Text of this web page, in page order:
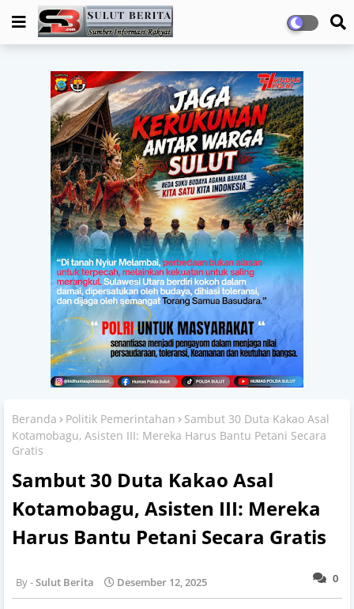
Beranda Politik Pemerintahan
Sambut 30 Duta Kakao Asal
Kotamobagu, Asisten III: Mereka Harus Bantu Petani Secara
Gratis
Sambut 30 Duta Kakao Asal
Kotamobagu, Asisten III: Mereka
Harus Bantu Petani Secara Gratis
0
Sulut Berita Desember 12, 2025